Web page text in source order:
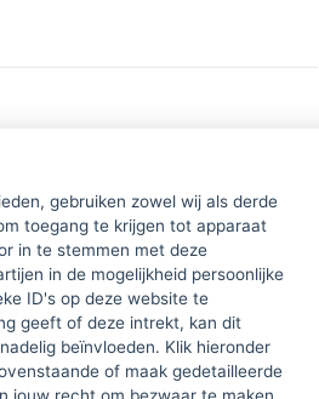
gebruiken zowel wij als derde
toegang te krijgen tot apparaat
in te stemmen met deze
in de mogelijkheid persoonlijke
ID's op deze website te
geeft of deze intrekt, kan dit
beïnvloeden. Klik hieronder
of maak gedetailleerde